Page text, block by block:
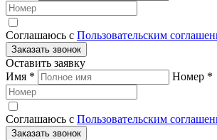
Соглашаюсь с Пользовательским
Заказать звонок
Оставить заявку
Имя * Номер *
Соглашаюсь с Пользовательским
Заказать звонок